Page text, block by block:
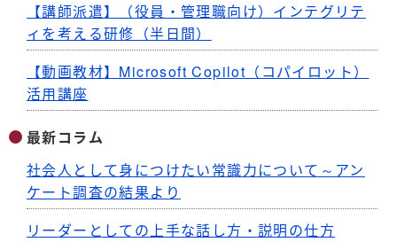
【講師派遣】（役員・管理職向け）インテグリテ
ィを考える研修（半日間）
【動画教材】Microsoft Copilot（コパイロット）
活用講座
最新コラム
社会人として身につけたい常識力について～アン
ケート調査の結果より
リーダーとしての上手な話し方・説明の仕方